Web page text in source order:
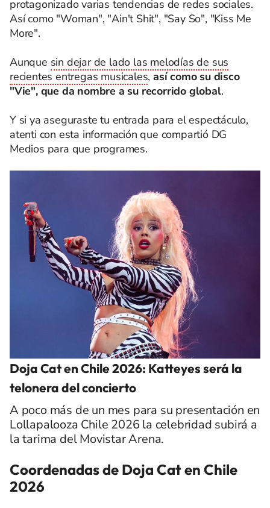
protagonizado varias tendencias de redes sociales.
Así como "Woman", "Ain't Shit", "Say So", "Kiss Me
More".
Aunque sin dejar de lado las melodías de sus
recientes entregas musicales,así como su disco
"Vie", que da nombre a su recorrido global.
Y si ya aseguraste tu entrada para el espectáculo,
atenti con esta información que compartió DG
Medios para que programes.
Doja Cat en Chile 2026: Katteyes será la
telonera del concierto
A poco más de un mes para su presentación en
Lollapalooza Chile 2026 la celebridad subirá a
la tarima del Movistar Arena.
Coordenadas de Doja Cat en Chile
2026